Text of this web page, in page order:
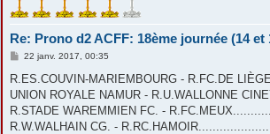
Re: Prono d2 ACFF: 18ème journée (14 et
M
s
a
g
22 janv. 2017, 00:35
R.ES.COUVIN-MARIEMBOURG - R.FC.DE
UNION ROYALE NAMUR - R.U.WALLONNE
R.STADE WAREMMIEN FC. -
R.W.WALHAIN CG. -